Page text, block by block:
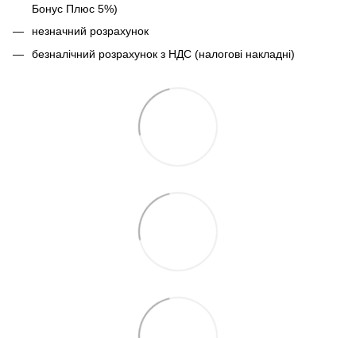
Бонус Плюс 5%)
незначний розрахунок
безналічний розрахунок з НДС (налогові накладні)